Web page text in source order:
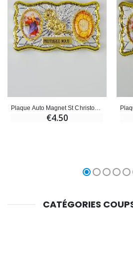
Plaque Auto Magnet St Christophe & Saint Esprit
€4.50
CATÉGORIES